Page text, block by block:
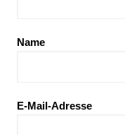
Name
E-Mail-Adresse